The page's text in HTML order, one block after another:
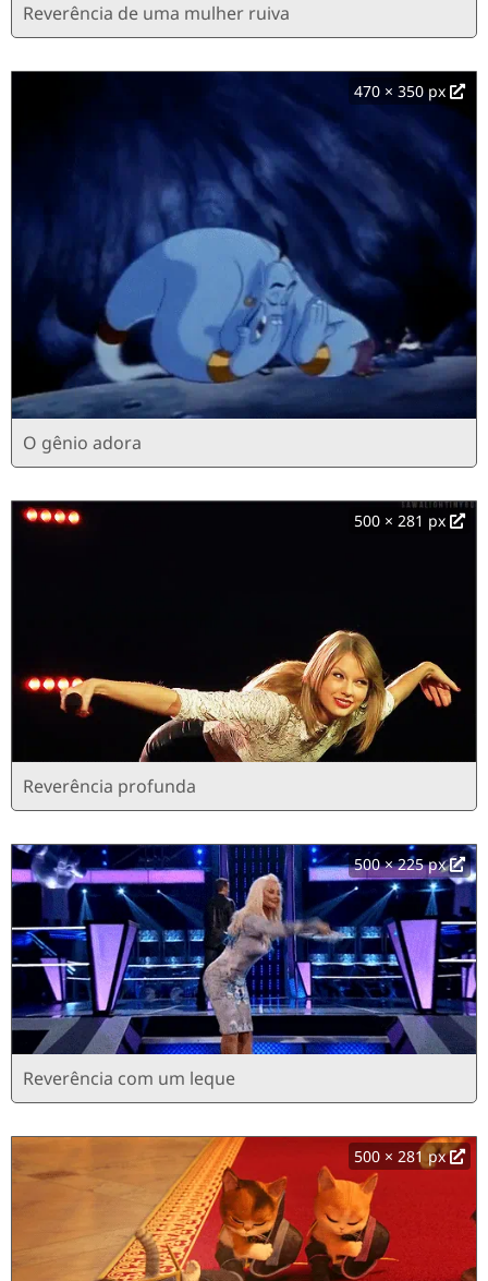
Reverência de uma mulher ruiva
470 × 350 px
O gênio adora
500 × 281 px
Reverência profunda
500 × 225 px
Reverência com um leque
500 × 281 px